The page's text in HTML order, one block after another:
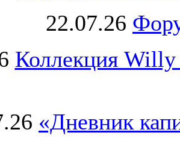
22.07.26
Коллекция Willy
«Дневник